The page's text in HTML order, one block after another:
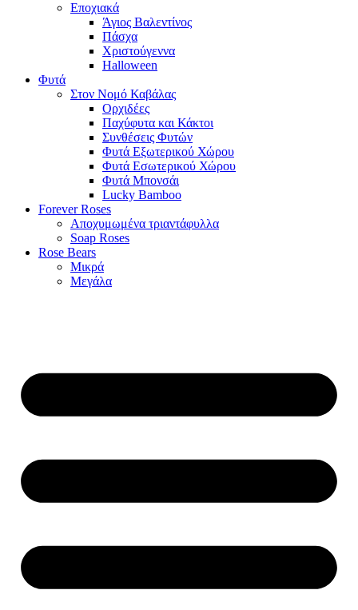
Εποχιακά
Άγιος Βαλεντίνος
Πάσχα
Χριστούγεννα
Halloween
Φυτά
Στον Νομό Καβάλας
Ορχιδέες
Παχύφυτα και Κάκτοι
Συνθέσεις Φυτών
Φυτά Εξωτερικού Χώρου
Φυτά Εσωτερικού Χώρου
Φυτά Μπονσάι
Lucky Bamboo
Forever Roses
Αποχυμωμένα τριαντάφυλλα
Soap Roses
Rose Βears
Μικρά
Μεγάλα